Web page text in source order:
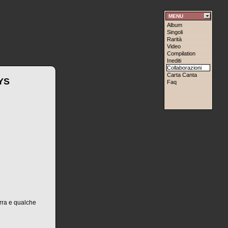
MENU
Album
Singoli
Rarità
Video
Compilation
Inediti
Collaborazioni
Carta Canta
Faq
e qualche